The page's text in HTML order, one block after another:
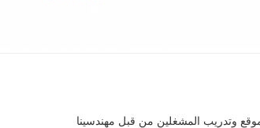
وتدريب المشغلين من قبل مهندسينا